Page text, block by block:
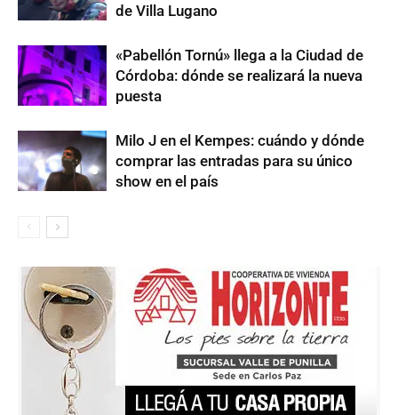
de Villa Lugano
«Pabellón Tornú» llega a la Ciudad de
Córdoba: dónde se realizará la nueva
puesta
Milo J en el Kempes: cuándo y dónde
comprar las entradas para su único
show en el país